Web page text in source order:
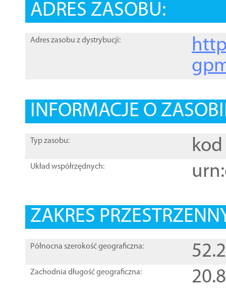
ADRES ZASOBU:
Adres zasobu z dystrybucji:
INFORMACJE O
Typ zasobu: kod
Układ współrzędnych:
ZAKRES
Północna szerokość geograficzna:
Zachodnia długość geograficzna: